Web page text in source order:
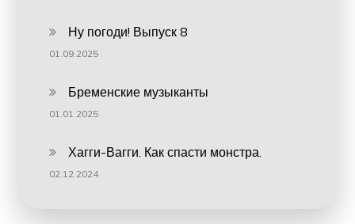
Ну погоди! Выпуск 8
01.09.2025
Бременские музыканты
01.01.2025
Хагги-Вагги. Как спасти монстра.
02.12.2024